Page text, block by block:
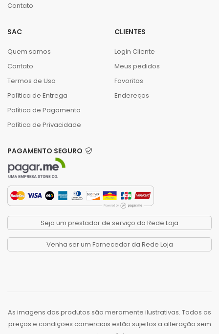
Contato
SAC
Quem somos
Contato
Termos de Uso
Política de Entrega
Política de Pagamento
Política de Privacidade
CLIENTES
Login Cliente
Meus pedidos
Favoritos
Endereços
PAGAMENTO SEGURO
Seja um prestador de serviço da Rede Loja
Venha ser um Fornecedor da Rede Loja
As imagens dos produtos são meramente ilustrativas. Todos os
preços e condições comerciais estão sujeitos a alteração sem